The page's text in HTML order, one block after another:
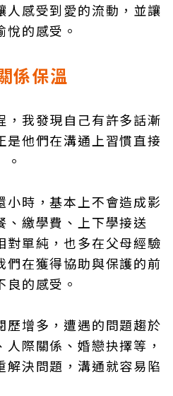
人感受到愛的流動，並讓
的感受。
係保溫
，我發現自己有許多話漸
是他們在溝通上習慣直接
小時，基本上不會造成影
、繳學費、上下學接送
對單純，也多在父母經驗
們在獲得協助與保護的前
的感受。
歷增多，遭遇的問題趨於
際關係、婚戀抉擇等，
解決問題，溝通就容易陷